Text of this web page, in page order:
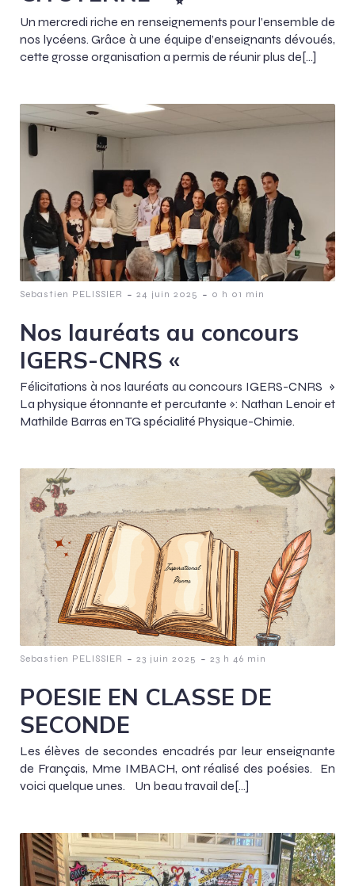
Un mercredi riche en renseignements pour l’ensemble de
nos lycéens. Grâce à une équipe d’enseignants dévoués,
cette grosse organisation a permis de réunir plus de[…]
Sebastien PELISSIER - 24 juin 2025 - 0 h 01 min
Nos lauréats au concours
IGERS-CNRS «
Félicitations à nos lauréats au concours IGERS-CNRS »
La physique étonnante et percutante »: Nathan Lenoir et
Mathilde Barras en TG spécialité Physique-Chimie.
Sebastien PELISSIER - 23 juin 2025 - 23 h 46 min
POESIE EN CLASSE DE
SECONDE
Les élèves de secondes encadrés par leur enseignante
de Français, Mme IMBACH, ont réalisé des poésies. En
voici quelque unes. Un beau travail de[…]